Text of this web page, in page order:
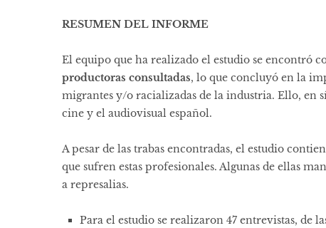
RESUMEN DEL INFORME
El equipo que ha realizado el estudio se encontró
productoras consultadas, lo que concluyó en la
migrantes y/o racializadas de la industria. Ello, en
cine y el audiovisual español.
A pesar de las trabas encontradas, el estudio
que sufren estas profesionales. Algunas de ellas
a represalias.
Para el estudio se realizaron 47 entrevistas, de